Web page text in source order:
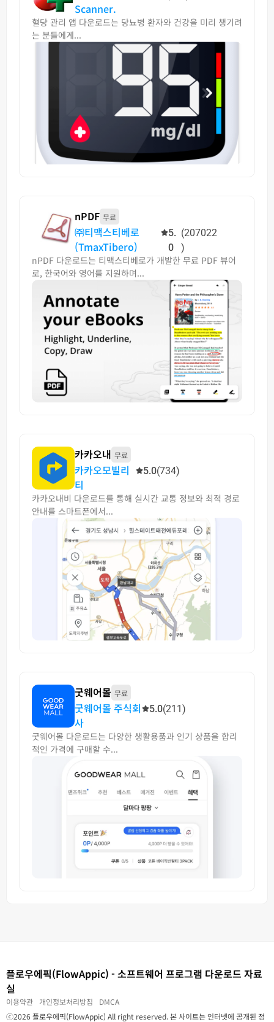
Scanner.
혈당 관리 앱 다운로드는 당뇨병 환자와 건강을 미리 챙기려
는 분들에게...
nPDF 무료
㈜티맥스티베로
(TmaxTibero)
5.
0
(207022
)
nPDF 다운로드는 티맥스티베로가 개발한 무료 PDF 뷰어
로, 한국어와 영어를 지원하며...
카카오내 무료
카카오모빌리
티
5.0(734)
카카오내비 다운로드를 통해 실시간 교통 정보와 최적 경로
안내를 스마트폰에서...
굿웨어몰 무료
굿웨어몰 주식회
사
5.0(211)
굿웨어몰 다운로드는 다양한 생활용품과 인기 상품을 합리
적인 가격에 구매할 수...
플로우에픽(FlowAppic) - 소프트웨어 프로그램 다운로드 자료
실
이용약관 개인정보처리방침
DMCA
ⓒ2026 플로우에픽(FlowAppic) All right reserved. 본 사이트는 인터넷에 공개된 정